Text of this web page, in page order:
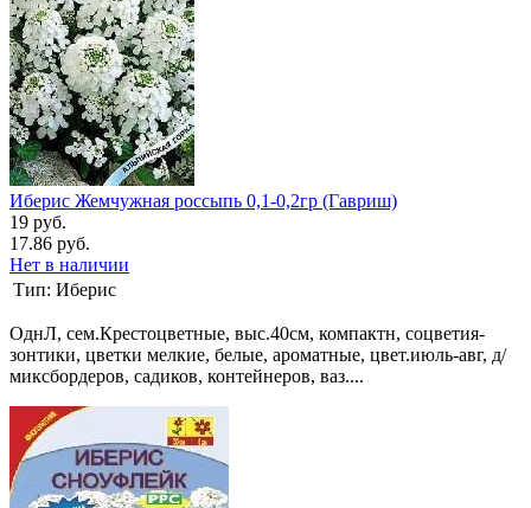
Иберис Жемчужная россыпь 0,1-0,2гр (Гавриш)
19 руб.
17.86 руб.
Нет в наличии
Тип: Иберис
ОднЛ, сем.Крестоцветные, выс.40см, компактн, соцветия-
зонтики, цветки мелкие, белые, ароматные, цвет.июль-авг, д/
миксбордеров, садиков, контейнеров, ваз....